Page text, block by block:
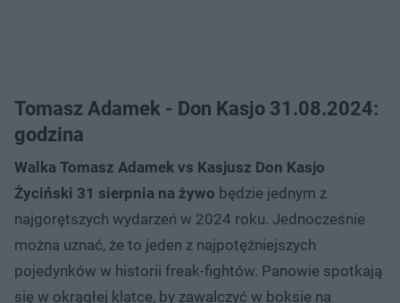
Tomasz Adamek - Don Kasjo 31.08.2024:
godzina
Walka Tomasz Adamek vs Kasjusz Don Kasjo
Życiński 31 sierpnia na żywo będzie jednym z
najgorętszych wydarzeń w 2024 roku. Jednocześnie
można uznać, że to jeden z najpotężniejszych
pojedynków w historii freak-fightów. Panowie spotkają
się w okrągłej klatce, by zawalczyć w boksie na